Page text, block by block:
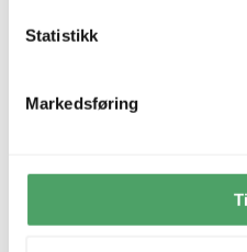
Statistikk
Markedsføring